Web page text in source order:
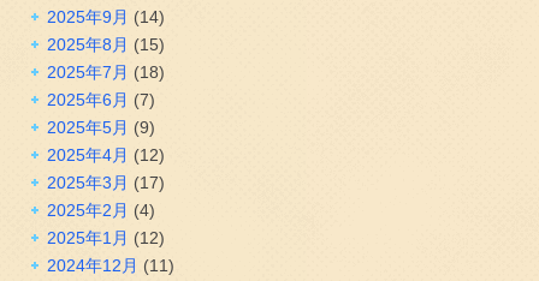
2025年9月 (14)
2025年8月 (15)
2025年7月 (18)
2025年6月 (7)
2025年5月 (9)
2025年4月 (12)
2025年3月 (17)
2025年2月 (4)
2025年1月 (12)
2024年12月 (11)